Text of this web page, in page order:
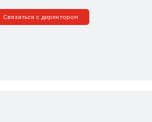
Связаться с директором